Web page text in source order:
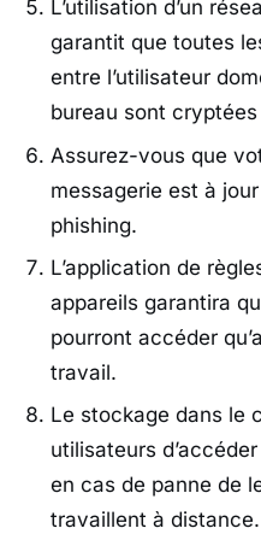
L’utilisation d’un
garantit que toutes
entre l’utilisateur
bureau sont
Assurez-vous que
messagerie est à
phishing.
L’application de
appareils garantira
pourront accéder
travail.
Le stockage dans le
utilisateurs
en cas de panne de
travaillent à distance.